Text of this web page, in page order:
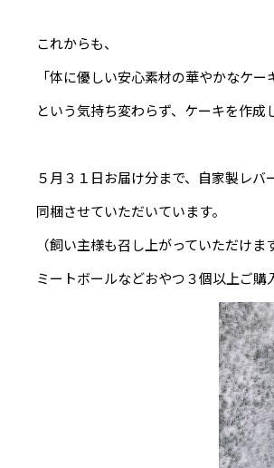
これからも、
「体に優しい安心素材の華やかなケ
という気持ち変わらず、ケーキを作成
５月３１日お届け分まで、自家製レ
同梱させていただいています。
（飼い主様も召し上がっていただけま
ミートボールなどおやつ３個以上ご購